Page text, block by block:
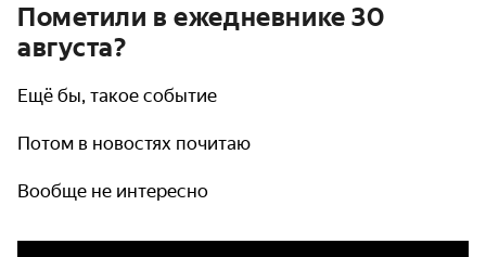
Пометили в ежедневнике 30
августа?
Ещё бы, такое событие
Потом в новостях почитаю
Вообще не интересно